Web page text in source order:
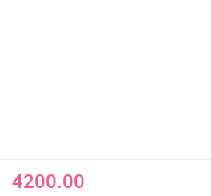
4200.00